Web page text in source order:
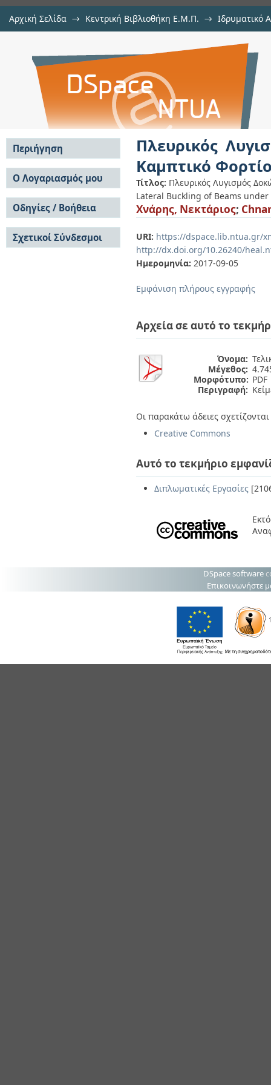
Αρχική Σελίδα → Κεντρική Βιβλιοθήκη Ε.Μ.Π. → Ιδρυματικό
Πλευρικός Λυγισμός Δοκών υπό
Πλευρικός
Καμπτικό
Τίτλος: Πλευρικός Λυγισμός
Lateral Buckling of Beams
Χνάρης, Νεκτάριος;
URI: https://dspace.lib.ntua.gr/
http://dx.doi.org/10.26240/
Ημερομηνία: 2017-09-05
Εμφάνιση πλήρους εγγραφής
Αρχεία σε αυτό το
Όνομα:
Μέγεθος:
Μορφότυπο: PDF
Περιγραφή:
Οι παρακάτω άδειες
Creative Commons
Αυτό το τεκμήριο
Διπλωματικές Εργασίες
Περιήγηση
Σε όλο το DSpace
Κοινότητες & Συλλογές
Ανά Ημερομηνία
Έκδοσης
Συγγραφείς
Τίτλοι
Θέματα
Ο Λογαριασμός μου
Σύνδεση
Εγγραφή
Οδηγίες / Βοήθεια
Οδηγίες Υποβολής
Οδηγίες Χρήσης ΙΑ
Συχνές Ερωτήσεις
Σχετικοί Σύνδεσμοι
DSpace software
Επικοινωνήστε